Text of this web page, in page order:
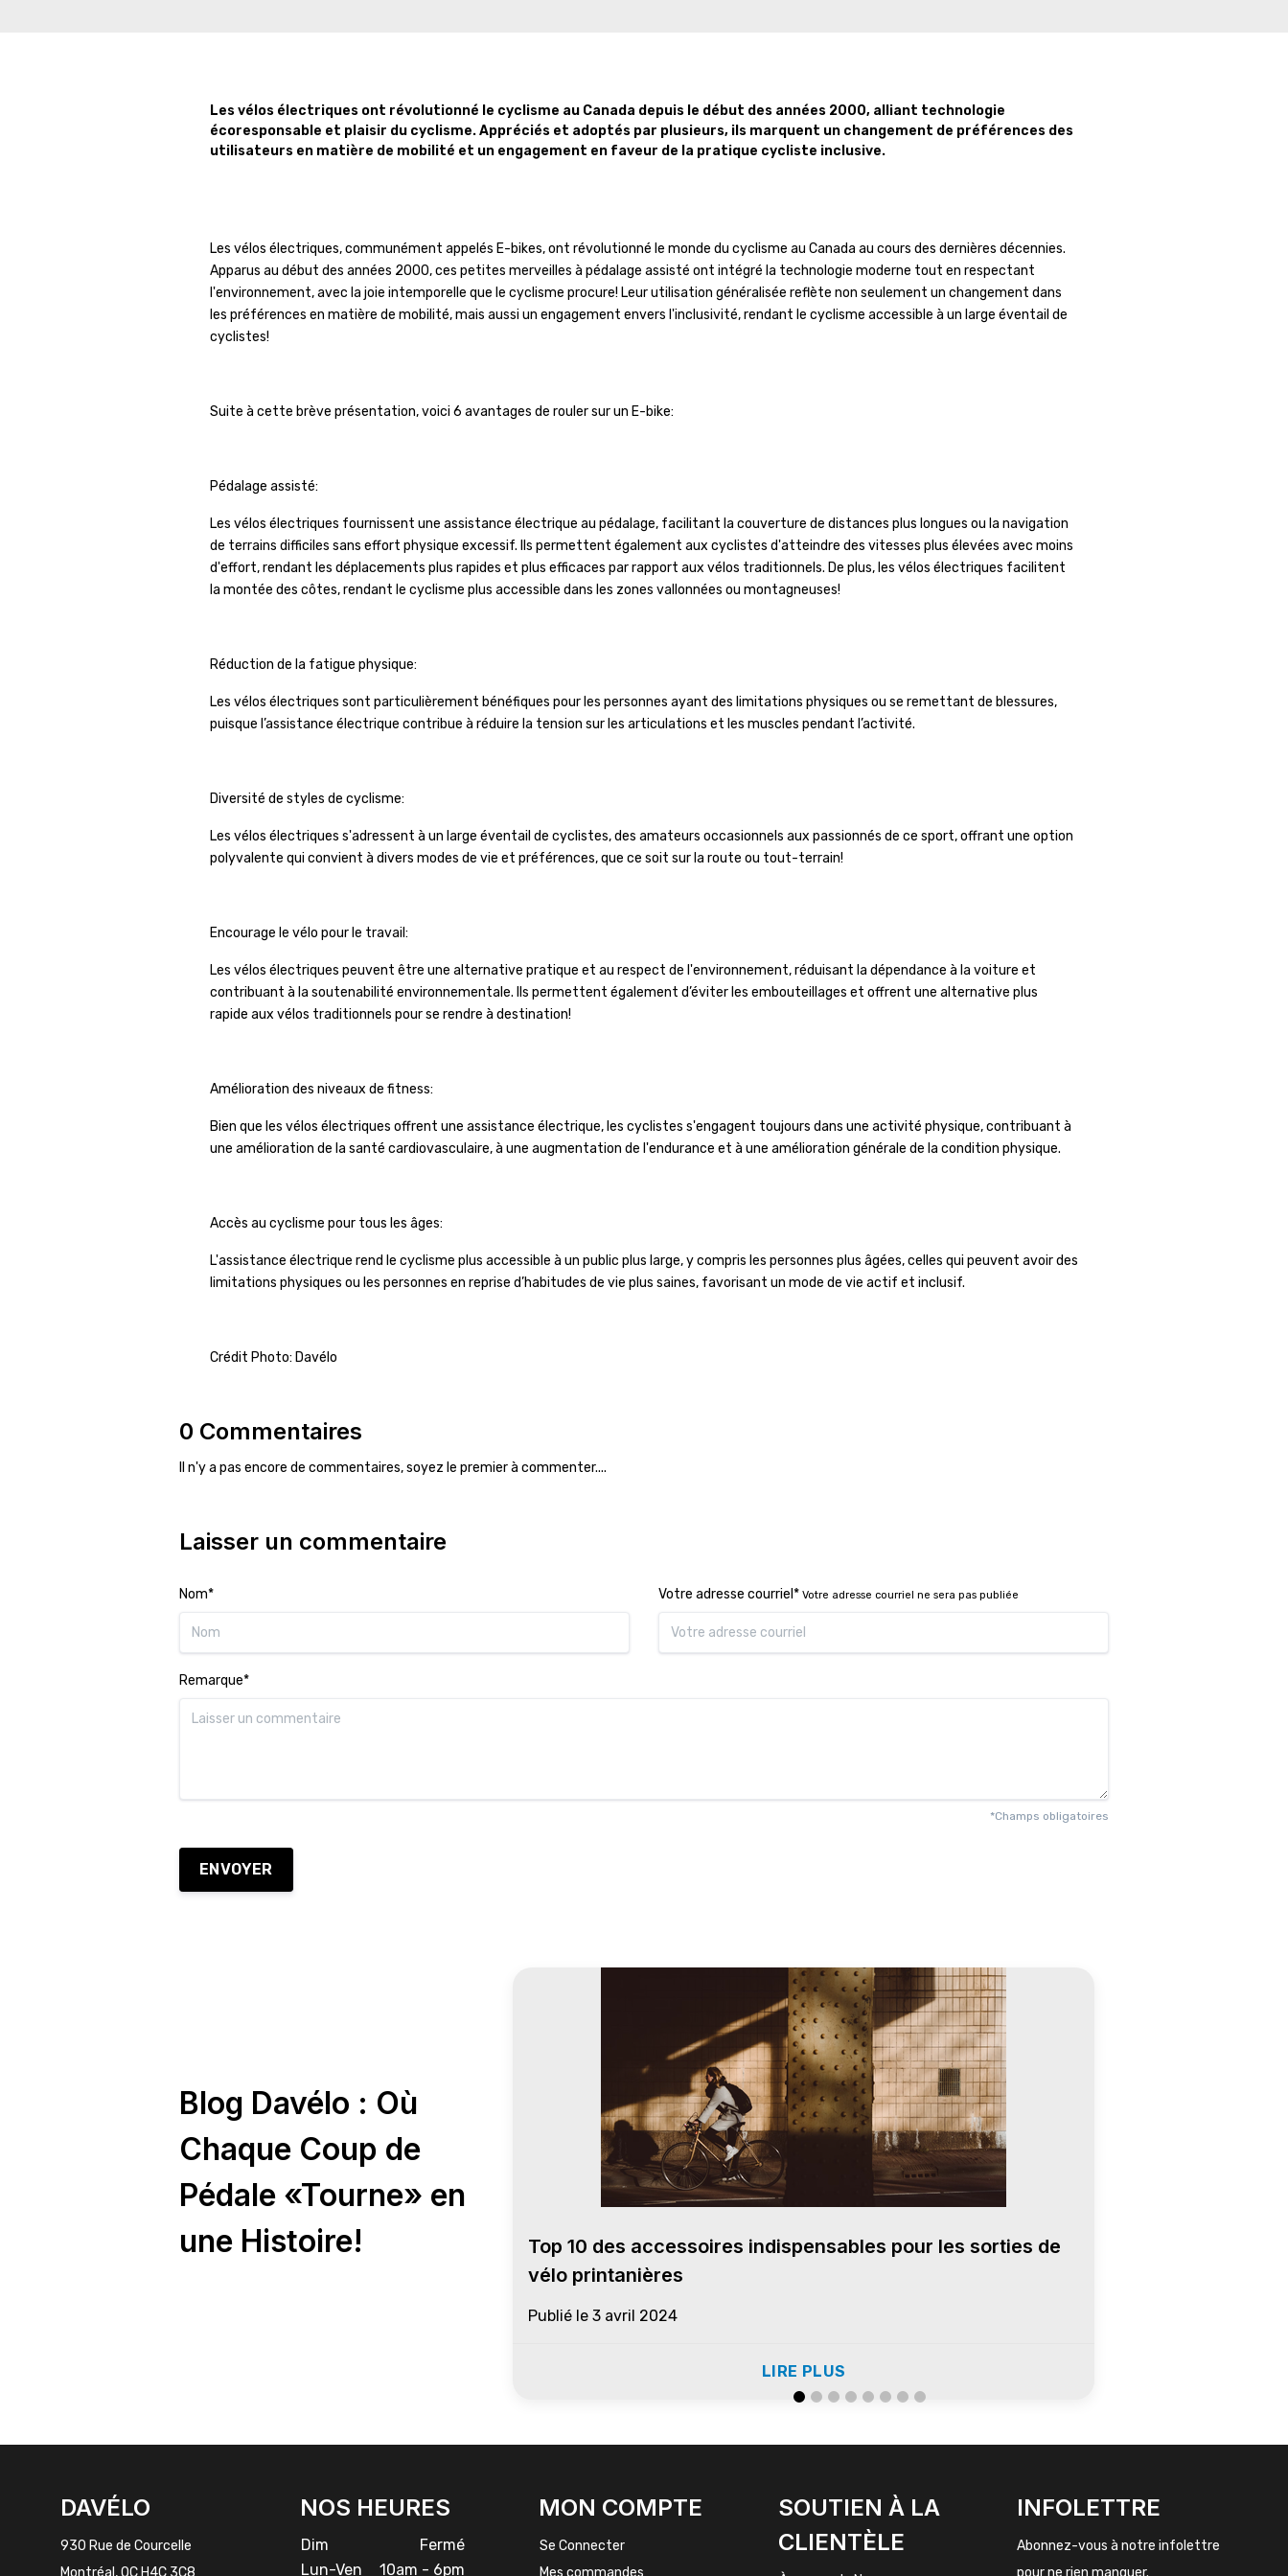
Les vélos électriques ont révolutionné le cyclisme au Canada depuis le début des années 2000, alliant technologie
écoresponsable et plaisir du cyclisme. Appréciés et adoptés par plusieurs, ils marquent un changement de préférences des
utilisateurs en matière de mobilité et un engagement en faveur de la pratique cycliste inclusive.
Les vélos électriques, communément appelés E-bikes, ont révolutionné le monde du cyclisme au Canada au cours des dernières décennies.
Apparus au début des années 2000, ces petites merveilles à pédalage assisté ont intégré la technologie moderne tout en respectant
l'environnement, avec la joie intemporelle que le cyclisme procure! Leur utilisation généralisée reflète non seulement un changement dans
les préférences en matière de mobilité, mais aussi un engagement envers l'inclusivité, rendant le cyclisme accessible à un large éventail de
cyclistes!
Suite à cette brève présentation, voici 6 avantages de rouler sur un E-bike:
Pédalage assisté:
Les vélos électriques fournissent une assistance électrique au pédalage, facilitant la couverture de distances plus longues ou la navigation
de terrains difficiles sans effort physique excessif. Ils permettent également aux cyclistes d'atteindre des vitesses plus élevées avec moins
d'effort, rendant les déplacements plus rapides et plus efficaces par rapport aux vélos traditionnels. De plus, les vélos électriques facilitent
la montée des côtes, rendant le cyclisme plus accessible dans les zones vallonnées ou montagneuses!
Réduction de la fatigue physique:
Les vélos électriques sont particulièrement bénéfiques pour les personnes ayant des limitations physiques ou se remettant de blessures,
puisque l’assistance électrique contribue à réduire la tension sur les articulations et les muscles pendant l’activité.
Diversité de styles de cyclisme:
Les vélos électriques s'adressent à un large éventail de cyclistes, des amateurs occasionnels aux passionnés de ce sport, offrant une option
polyvalente qui convient à divers modes de vie et préférences, que ce soit sur la route ou tout-terrain!
Encourage le vélo pour le travail:
Les vélos électriques peuvent être une alternative pratique et au respect de l'environnement, réduisant la dépendance à la voiture et
contribuant à la soutenabilité environnementale. Ils permettent également d’éviter les embouteillages et offrent une alternative plus
rapide aux vélos traditionnels pour se rendre à destination!
Amélioration des niveaux de fitness:
Bien que les vélos électriques offrent une assistance électrique, les cyclistes s'engagent toujours dans une activité physique, contribuant à
une amélioration de la santé cardiovasculaire, à une augmentation de l'endurance et à une amélioration générale de la condition physique.
Accès au cyclisme pour tous les âges:
L'assistance électrique rend le cyclisme plus accessible à un public plus large, y compris les personnes plus âgées, celles qui peuvent avoir des
limitations physiques ou les personnes en reprise d’habitudes de vie plus saines, favorisant un mode de vie actif et inclusif.
Crédit Photo: Davélo
0 Commentaires
Il n'y a pas encore de commentaires, soyez le premier à commenter....
Laisser un commentaire
Nom* Votre adresse courriel* Votre adresse courriel ne sera pas publiée
Remarque*
*Champs obligatoires
ENVOYER
Blog Davélo : Où
Chaque Coup de
Pédale «Tourne» en
une Histoire!
Top 10 des accessoires indispensables pour les sorties de
vélo printanières
Publié le3 avril 2024
LIRE PLUS
INSTAGRAM
DAVÉLO
930 Rue de Courcelle
Montréal, QC H4C 3C8
NOS HEURES
Dim
Fermé
Lun-Ven
10am - 6pm
MON COMPTE
Se Connecter
Mes commandes
SOUTIEN À LA
CLIENTÈLE
INFOLETTRE
Abonnez-vous à notre infolettre
pour ne rien manquer.